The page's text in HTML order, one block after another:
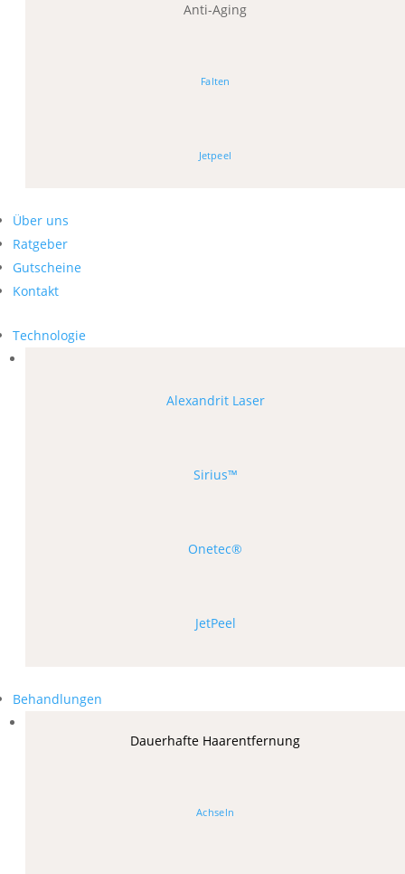
Anti-Aging
Falten
Jetpeel
Über uns
Ratgeber
Gutscheine
Kontakt
Technologie
Alexandrit Laser
Sirius™
Onetec®
JetPeel
Behandlungen
Dauerhafte Haarentfernung
Achseln